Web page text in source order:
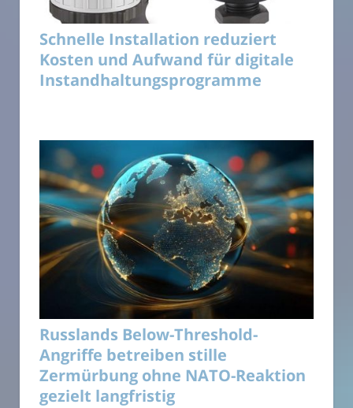
Schnelle Installation reduziert
Kosten und Aufwand für digitale
Instandhaltungsprogramme
Russlands Below-Threshold-
Angriffe betreiben stille
Zermürbung ohne NATO-Reaktion
gezielt langfristig